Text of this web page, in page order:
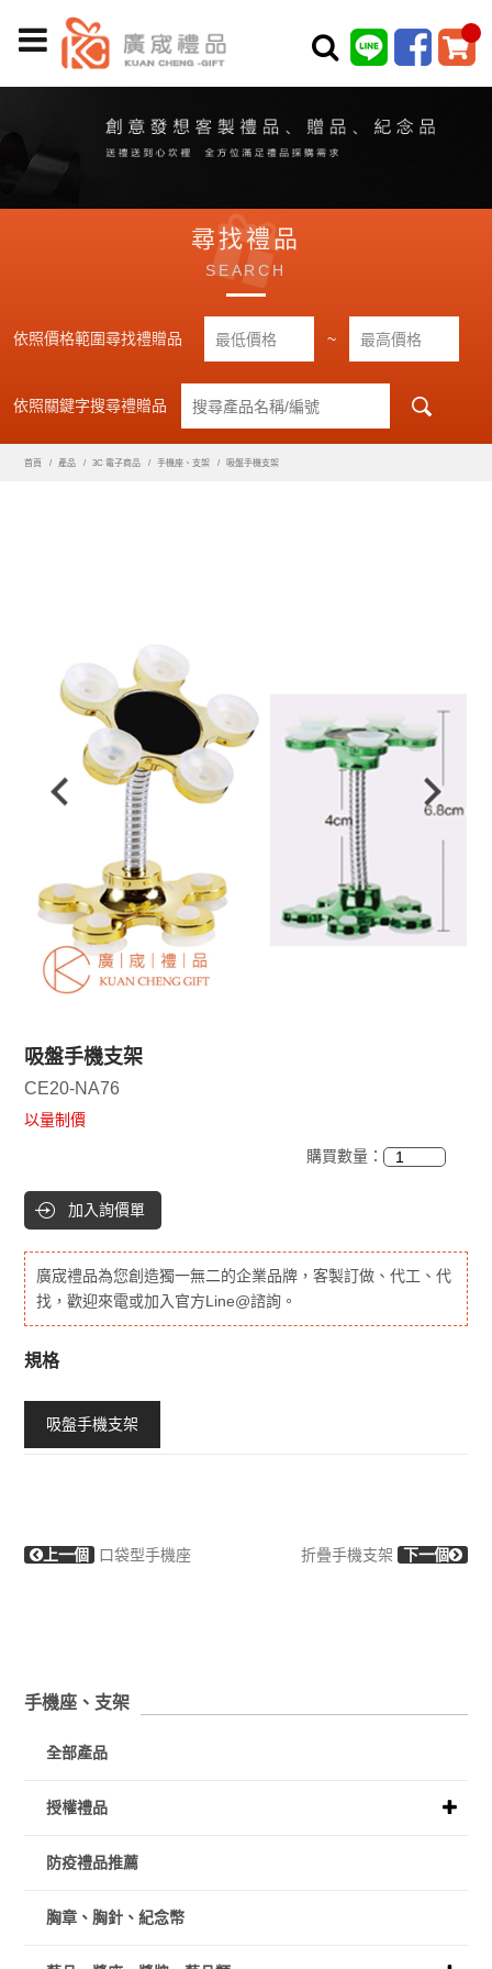
尋找禮品
SEARCH
依照價格範圍尋找禮贈品 ~
依照關鍵字搜尋禮贈品
首頁 產品 3C 電子商品 手機座、支架 吸盤手機支架
吸盤手機支架
CE20-NA76
以量制價
購買數量：
加入詢價單
廣宬禮品為您創造獨一無二的企業品牌，客製訂做、代工、代
找，歡迎來電或加入官方Line@諮詢。
規格
吸盤手機支架
上一個 口袋型手機座 折疊手機支架 下一個
手機座、支架
全部產品
授權禮品
防疫禮品推薦
胸章、胸針、紀念幣